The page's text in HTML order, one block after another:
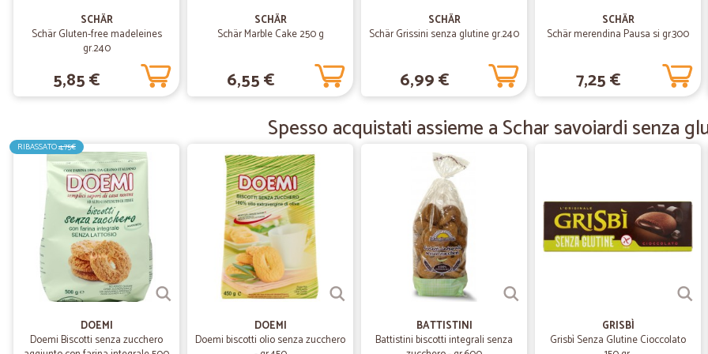
Grande professionalità ricevuto
Tutto quello che ho ordinato è
Tutto come desiderato
Mi sono trovata molto bene,
—Olgierd N.
Ottimo servizio
Consiglio a tutti questo sito
SCHÄR
Schär Gluten-free madeleines
gr.240
5,85 €
SCHÄR
Schär Marble Cake 250 g
6,55 €
SCHÄR
Schär Grissini senza glutine gr.240
6,99 €
SCHÄR
Schär merendina Pausa si gr.300
7,25 €
Spesso acquistati assieme a Schar savoiardi senza
RIBASSATO4,75€
DOEMI
Doemi Biscotti senza zucchero
DOEMI
Doemi biscotti olio senza zucchero
BATTISTINI
Battistini biscotti integrali senza
GRISBÌ
Grisbì Senza Glutine Cioccolato